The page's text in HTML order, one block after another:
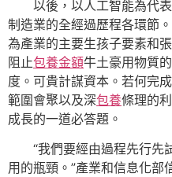
以後，以人工智能為代
制造業的全經過歷程各環節
為產業的主要生孩子要素和
阻止包養金額牛土豪用物質
度。可貴計謀資本。若何完
範圍會聚以及深包養條理的
成長的一道必答題。
“我們要經由過程先行先
用的瓶頸。”產業和信息化部